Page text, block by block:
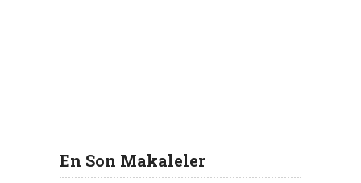
En Son Makaleler